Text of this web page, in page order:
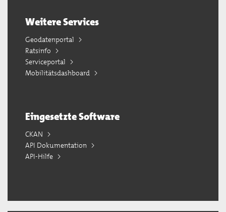
Weitere Services
Geodatenportal
Ratsinfo
Serviceportal
Mobilitätsdashboard
Eingesetzte Software
CKAN
API Dokumentation
API-Hilfe